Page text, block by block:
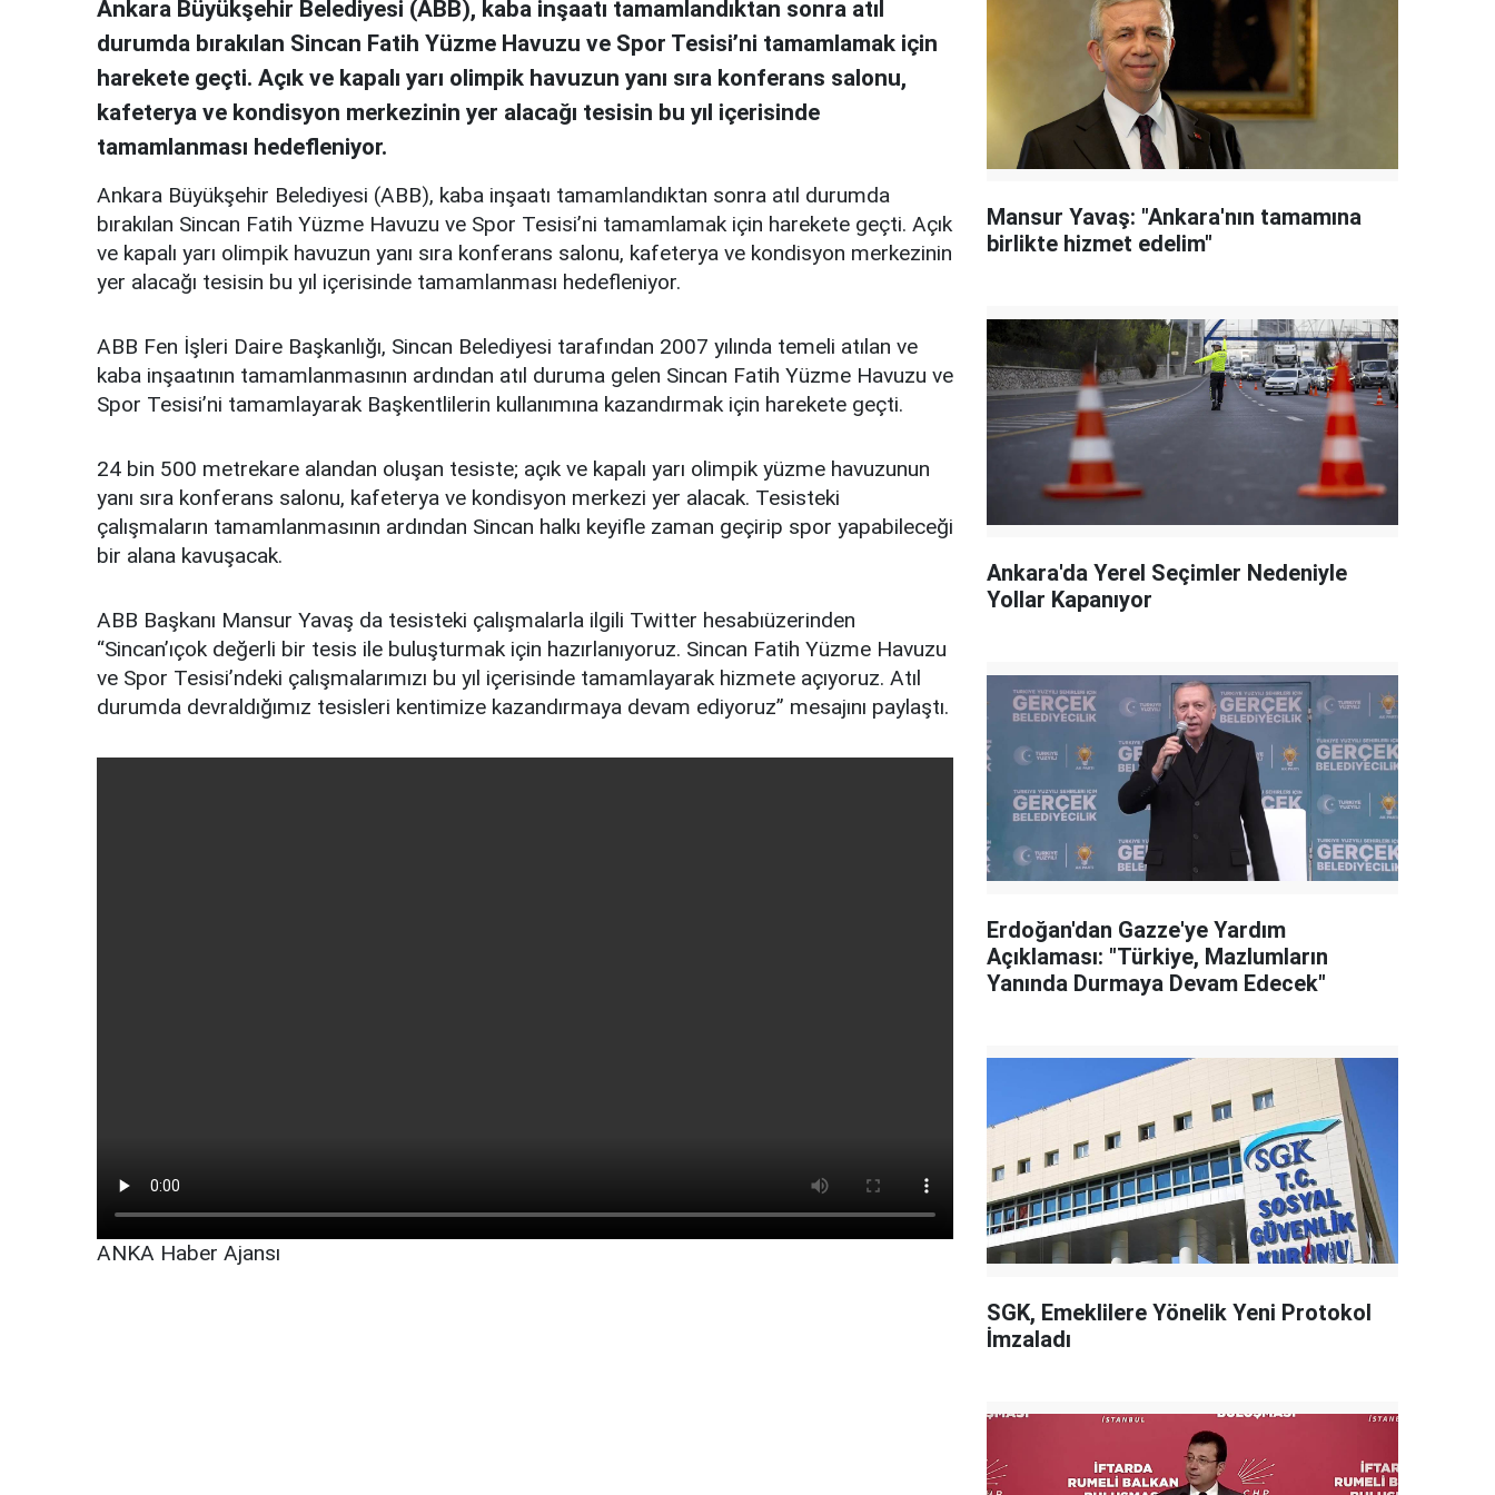
Ankara Büyükşehir Belediyesi (ABB), kaba inşaatı tamamlandıktan sonra atıl
durumda bırakılan Sincan Fatih Yüzme Havuzu ve Spor Tesisi’ni tamamlamak için
harekete geçti. Açık ve kapalı yarı olimpik havuzun yanı sıra konferans salonu,
kafeterya ve kondisyon merkezinin yer alacağı tesisin bu yıl içerisinde
tamamlanması hedefleniyor.
Ankara Büyükşehir Belediyesi (ABB), kaba inşaatı tamamlandıktan sonra atıl durumda
bırakılan Sincan Fatih Yüzme Havuzu ve Spor Tesisi’ni tamamlamak için harekete geçti. Açık
ve kapalı yarı olimpik havuzun yanı sıra konferans salonu, kafeterya ve kondisyon merkezinin
yer alacağı tesisin bu yıl içerisinde tamamlanması hedefleniyor.
ABB Fen İşleri Daire Başkanlığı, Sincan Belediyesi tarafından 2007 yılında temeli atılan ve
kaba inşaatının tamamlanmasının ardından atıl duruma gelen Sincan Fatih Yüzme Havuzu ve
Spor Tesisi’ni tamamlayarak Başkentlilerin kullanımına kazandırmak için harekete geçti.
24 bin 500 metrekare alandan oluşan tesiste; açık ve kapalı yarı olimpik yüzme havuzunun
yanı sıra konferans salonu, kafeterya ve kondisyon merkezi yer alacak. Tesisteki
çalışmaların tamamlanmasının ardından Sincan halkı keyifle zaman geçirip spor yapabileceği
bir alana kavuşacak.
ABB Başkanı Mansur Yavaş da tesisteki çalışmalarla ilgili Twitter hesabıüzerinden
“Sincan’ıçok değerli bir tesis ile buluşturmak için hazırlanıyoruz. Sincan Fatih Yüzme Havuzu
ve Spor Tesisi’ndeki çalışmalarımızı bu yıl içerisinde tamamlayarak hizmete açıyoruz. Atıl
durumda devraldığımız tesisleri kentimize kazandırmaya devam ediyoruz” mesajını paylaştı.
ANKA Haber Ajansı
Mansur Yavaş: "Ankara'nın tamamına
birlikte hizmet edelim"
Ankara'da Yerel Seçimler Nedeniyle
Yollar Kapanıyor
Erdoğan'dan Gazze'ye Yardım
Açıklaması: "Türkiye, Mazlumların
Yanında Durmaya Devam Edecek"
SGK, Emeklilere Yönelik Yeni Protokol
İmzaladı